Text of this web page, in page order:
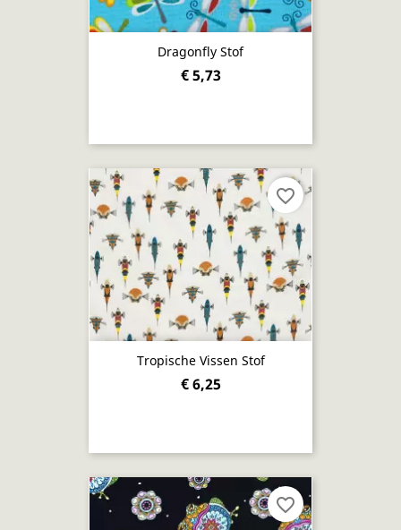
Dragonfly Stof
€ 5,73
Tropische Vissen Stof
€ 6,25
favorite_border
favorite_border